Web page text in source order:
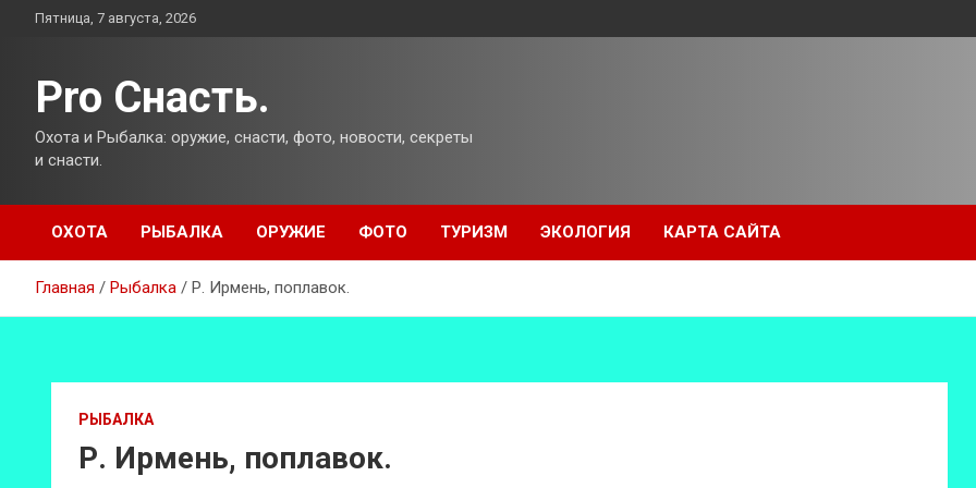
ПерейтиПятница, 7 августа, 2026
Pro Снасть.
Охота и Рыбалка: оружие, снасти, фото, новости, секреты
и снасти.
ОХОТА РЫБАЛКА ОРУЖИЕ ФОТО ТУРИЗМ ЭКОЛОГИЯ КАРТА САЙТА
Главная Рыбалка Р. Ирмень, поплавок.
РЫБАЛКА
Р. Ирмень, поплавок.